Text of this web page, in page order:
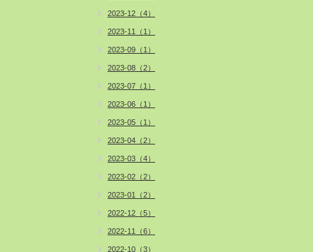
2023-12（4）
2023-11（1）
2023-09（1）
2023-08（2）
2023-07（1）
2023-06（1）
2023-05（1）
2023-04（2）
2023-03（4）
2023-02（2）
2023-01（2）
2022-12（5）
2022-11（6）
2022-10（3）